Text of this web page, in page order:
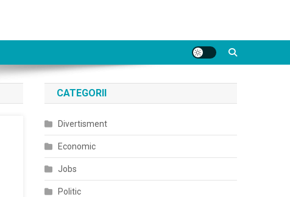
CATEGORII
Divertisment
Economic
Jobs
Politic